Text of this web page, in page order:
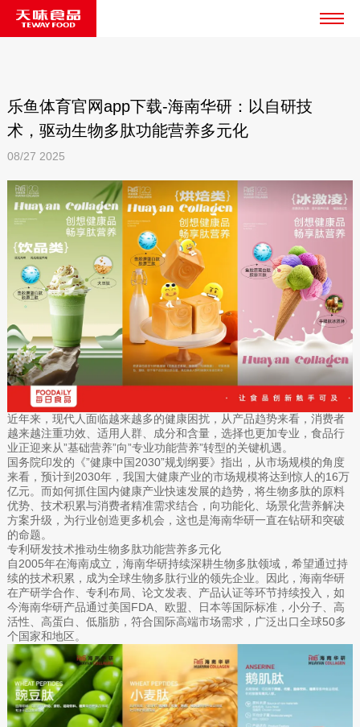
乐鱼体育官网app下载-海南华研：以自研技
术，驱动生物多肽功能营养多元化
08/27 2025
近年来，现代人面临越来越多的健康困扰，从产品趋势来看，消费者
越来越注重功效、适用人群、成分和含量，选择也更加专业，食品行
业正迎来从”基础营养”向”专业功能营养”转型的关键机遇。
国务院印发的《”健康中国2030”规划纲要》指出，从市场规模的角度
来看，预计到2030年，我国大健康产业的市场规模将达到惊人的16万
亿元。而如何抓住国内健康产业快速发展的趋势，将生物多肽的原料
优势、技术积累与消费者精准需求结合，向功能化、场景化营养解决
方案升级，为行业创造更多机会，这也是海南华研一直在钻研和突破
的命题。
专利研发技术推动生物多肽功能营养多元化
自2005年在海南成立，海南华研持续深耕生物多肽领域，希望通过持
续的技术积累，成为全球生物多肽行业的领先企业。因此，海南华研
在产研学合作、专利布局、论文发表、产品认证等环节持续投入，如
今海南华研产品通过美国FDA、欧盟、日本等国际标准，小分子、高
活性、高蛋白、低脂肪，符合国际高端市场需求，广泛出口全球50多
个国家和地区。